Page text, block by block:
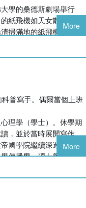
學的桑德斯劇場舉行
紙飛機如天女散花般落
掃滿地的紙飛機，典禮
爾獎的奇葩研究，帶你
題背後，不為人知的故
面具！
車諾比核災救治的醫
都是因為吸入有害的放
發出可以隨身攜帶的防
一番苦思之後，她從自
終於開發出了這一款救
將胸罩脫下蓋住口鼻，
？答案是一樣快！
的經驗，意外地發現嬰
More
普寫手。偶爾當個上班
理學（學士）。休學期
，並於當時展開寫作。
國學院繼續深造，並取
傳播學」碩士學位。在
Europe以及
大學的發言人，並於
任一般社團法人知識流
More